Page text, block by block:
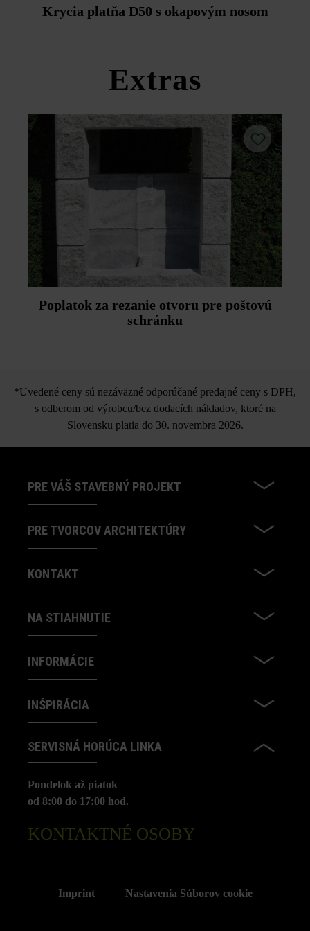
Duoprotect DP30 (paralelná dodávka je možná za
príplatok).
Krycia platňa D50 s okapovým nosom
Extras
Poplatok za rezanie otvoru pre poštovú
schránku
*Uvedené ceny sú nezáväzné odporúčané predajné ceny s DPH,
s odberom od výrobcu/bez dodacích nákladov, ktoré na
Slovensku platia do 30. novembra 2026.
PRE VÁŠ STAVEBNÝ PROJEKT
PRE TVORCOV ARCHITEKTÚRY
KONTAKT
NA STIAHNUTIE
INFORMÁCIE
INŠPIRÁCIA
SERVISNÁ HORÚCA LINKA
Pondelok až piatok
od 8:00 do 17:00 hod.
KONTAKTNÉ OSOBY
Imprint Nastavenia Súborov cookie